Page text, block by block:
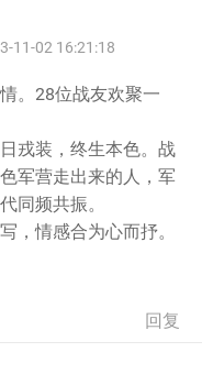
11-02 16:21:18
。28位战友欢聚一
戎装，终生本色。战
军营走出来的人，军
同频共振。
，情感合为心而抒。
回复